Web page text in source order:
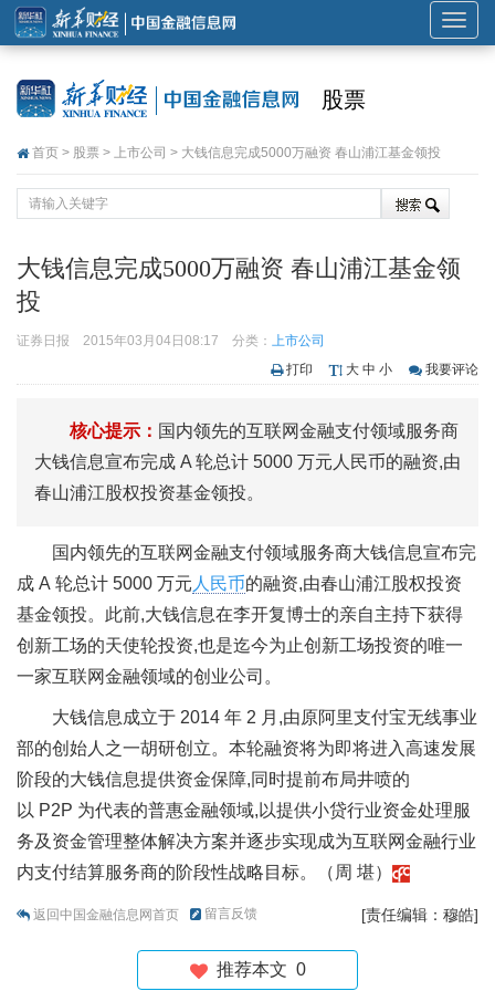
展
开
股票
首页 > 股票 > 上市公司 > 大钱信息完成5000万融资 春山浦江基金领投
大钱信息完成5000万融资 春山浦江基金领
投
证券日报 2015年03月04日08:17 分类： 上市公司
打印
大 中 小 我要评论
核心提示： 国内领先的互联网金融支付领域服务商
大钱信息宣布完成 A 轮总计 5000 万元人民币的融资,由
春山浦江股权投资基金领投。
国内领先的互联网金融支付领域服务商大钱信息宣布完
成 A 轮总计 5000 万元 人民币的融资,由春山浦江股权投资
基金领投。此前,大钱信息在李开复博士的亲自主持下获得
创新工场的天使轮投资,也是迄今为止创新工场投资的唯一
一家互联网金融领域的创业公司。
大钱信息成立于 2014 年 2 月,由原阿里支付宝无线事业
部的创始人之一胡研创立。本轮融资将为即将进入高速发展
阶段的大钱信息提供资金保障,同时提前布局井喷的
以 P2P 为代表的普惠金融领域,以提供小贷行业资金处理服
务及资金管理整体解决方案并逐步实现成为互联网金融行业
内支付结算服务商的阶段性战略目标。（周 堪）
返回中国金融信息网首页 留言反馈 [责任编辑：穆皓]
推荐本文 0